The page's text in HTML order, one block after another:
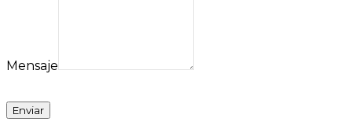
Mensaje
Enviar